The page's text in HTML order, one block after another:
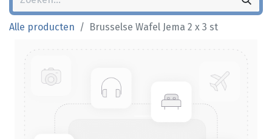
Alle producten Brusselse Wafel Jema 2 x 3 st